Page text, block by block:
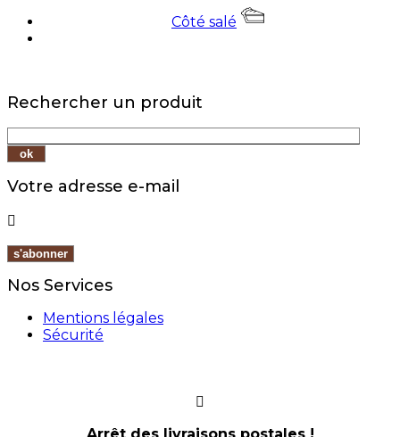
Côté salé
Rechercher un produit
Votre adresse e-mail

Nos Services
Mentions légales
Sécurité